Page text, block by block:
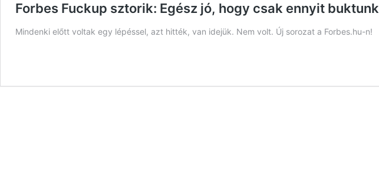
Forbes Fuckup sztorik: Egész jó, hogy csak ennyit buktunk
Mindenki előtt voltak egy lépéssel, azt hitték, van idejük. Nem volt. Új sorozat a Forbes.hu-n!